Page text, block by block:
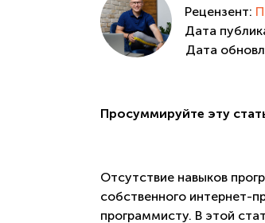
Рецензент:
Дата
Дата
Просуммируйте эту
Отсутствие навыков
собственного интернет-
программисту. В этой